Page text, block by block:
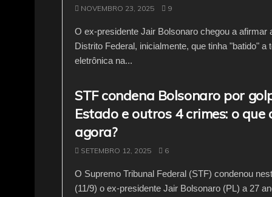
NOVEMBRO 23, 2025 9
O ex-presidente Jair Bolsonaro chegou a afirmar
Distrito Federal, inicialmente, que tinha "batido" a
eletrônica na...
STF condena Bolsonaro por
Estado e outros 4 crimes: o que
agora?
SETEMBRO 12, 2025 6
O Supremo Tribunal Federal (STF) condenou
(11/9) o ex-presidente Jair Bolsonaro (PL) a 27